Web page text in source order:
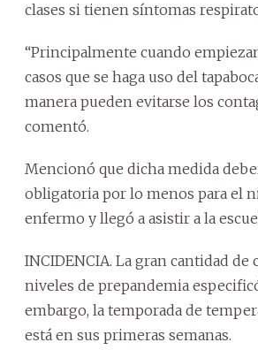
clases si tienen síntomas
“Principalmente cuando
casos que se haga uso del
manera pueden evitarse los
comentó.
Mencionó que dicha medida
obligatoria por lo menos para el
enfermo y llegó a asistir a la
INCIDENCIA. La gran cantidad de
niveles de prepandemia
embargo, la temporada de
está en sus primeras semanas.